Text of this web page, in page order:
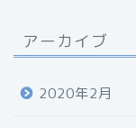
アーカイブ
2020年2月